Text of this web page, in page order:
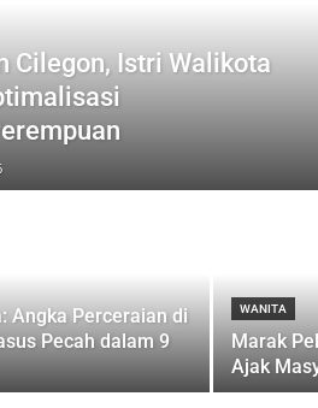
Cilegon, Istri Walikota
Angka Perceraian di
Pecah dalam 9
WANITA
Marak
Ajak